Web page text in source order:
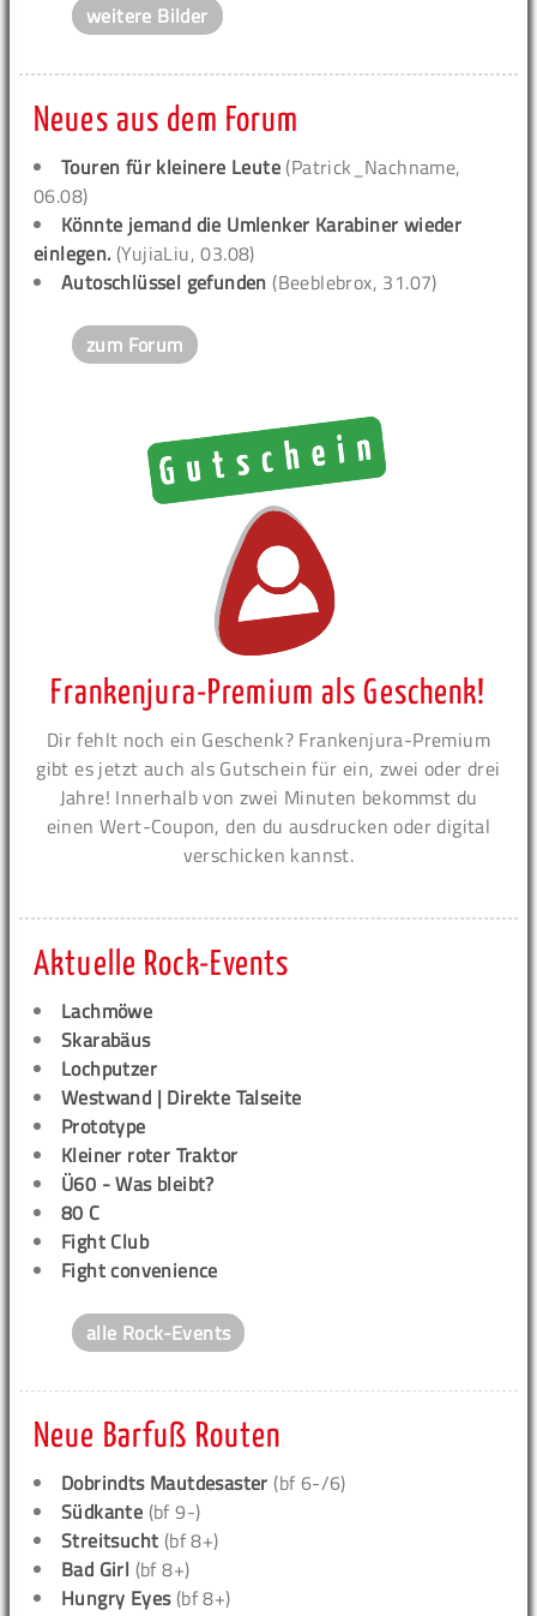
weitere Bilder
Neues aus dem Forum
Touren für kleinere Leute (Patrick_Nachname,
06.08)
Könnte jemand die Umlenker Karabiner wieder
einlegen. (YujiaLiu, 03.08)
Autoschlüssel gefunden (Beeblebrox, 31.07)
zum Forum
Frankenjura-Premium als Geschenk!
Dir fehlt noch ein Geschenk? Frankenjura-Premium
gibt es jetzt auch als Gutschein für ein, zwei oder drei
Jahre! Innerhalb von zwei Minuten bekommst du
einen Wert-Coupon, den du ausdrucken oder digital
verschicken kannst.
Aktuelle Rock-Events
Lachmöwe
Skarabäus
Lochputzer
Westwand | Direkte Talseite
Prototype
Kleiner roter Traktor
Ü60 - Was bleibt?
80 C
Fight Club
Fight convenience
alle Rock-Events
Neue Barfuß Routen
Dobrindts Mautdesaster (bf 6-/6)
Südkante (bf 9-)
Streitsucht (bf 8+)
Bad Girl (bf 8+)
Hungry Eyes(bf 8+)